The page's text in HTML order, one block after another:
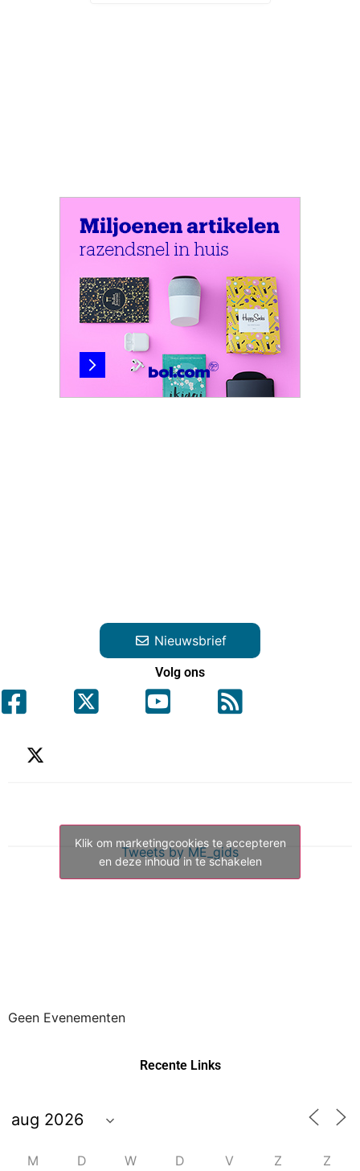
Nieuwsbrief
Volg ons
Tweets by ME_gids
Klik om marketingcookies te accepteren
en deze inhoud in te schakelen
Geen Evenementen
Recente Links
M D W D V Z Z